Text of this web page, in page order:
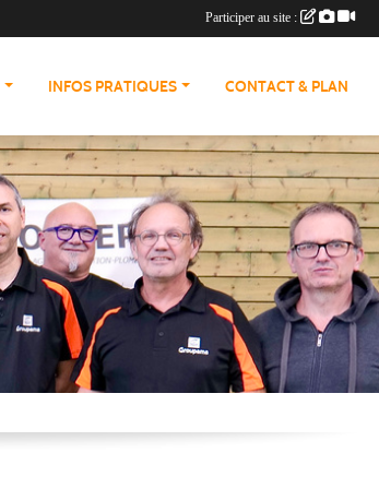
INFOS PRATIQUES CONTACT & PLAN
Participer au site :